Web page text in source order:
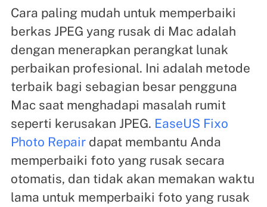
Cara paling mudah untuk memperbaiki
berkas JPEG yang rusak di Mac adalah
dengan menerapkan perangkat lunak
perbaikan profesional. Ini adalah metode
terbaik bagi sebagian besar pengguna
Mac saat menghadapi masalah rumit
seperti kerusakan JPEG. EaseUS Fixo
Photo Repairdapat membantu Anda
memperbaiki foto yang rusak secara
otomatis, dan tidak akan memakan waktu
lama untuk memperbaiki foto yang rusak